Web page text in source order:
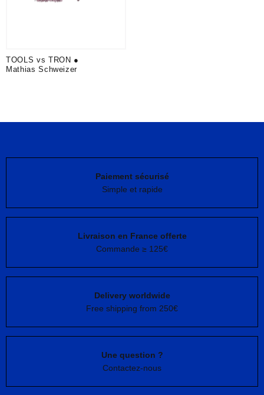
TOOLS vs TRON ●
Mathias Schweizer
Paiement sécurisé
Simple et rapide
Livraison en France offerte
Commande ≥ 125€
Delivery worldwide
Free shipping from 250€
Une question ?
Contactez-nous